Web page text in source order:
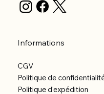
Informations
CGV
Politique de
Politique d'expédition